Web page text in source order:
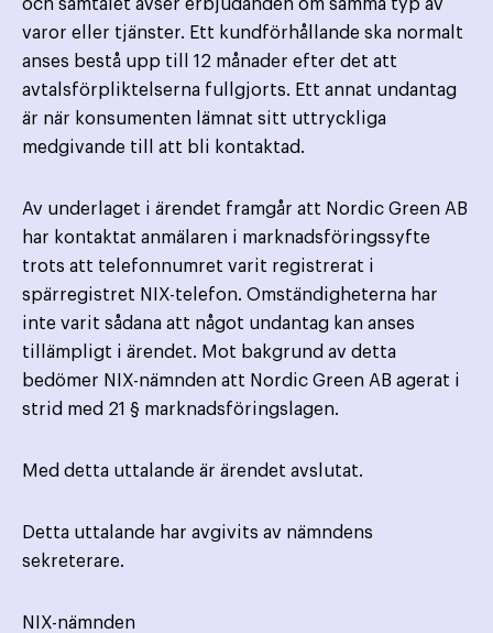
och samtalet avser erbjudanden om samma typ av
varor eller tjänster. Ett kund­förhållande ska normalt
anses bestå upp till 12 månader efter det att
avtalsförpliktelserna fullgjorts. Ett annat undantag
är när konsumenten lämnat sitt uttryckliga
medgivande till att bli kontaktad.
Av underlaget i ärendet framgår att Nordic Green AB
har kontaktat anmälaren i marknadsföringssyfte
trots att telefonnumret varit registrerat i
spärregistret NIX-telefon. Omständigheterna har
inte varit sådana att något undantag kan anses
tillämpligt i ärendet. Mot bakgrund av detta
bedömer NIX-nämnden att Nordic Green AB agerat i
strid med 21 § marknadsföringslagen.
Med detta uttalande är ärendet avslutat.
Detta uttalande har avgivits av nämndens
sekreterare.
NIX-nämnden